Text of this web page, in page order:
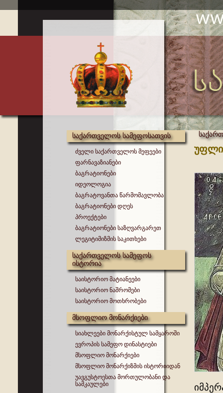
საქართველოს სამეფოსათვის
ძველი საქართველოს მეფეები
ფარნავაზიანები
ბაგრატიონები
იდეოლოგია
ბაგრატოვანთა წარმომავლობა
ბაგრატიონები დღეს
პროექტები
ბაგრატიონები საზღვარგარეთ
ლეგიტიმიზმის საკითხები
საქართველოს სამეფოს
ისტორია
საისტორიო მატიანეები
საისტორიო ნაშრომები
საისტორიო მოთხრობები
მსოფლიო მონარქიები
სიახლეები მონარქისტულ სამყაროში
ევროპის სამეფო დინასტიები
მსოფლიო მონარქიები
მსოფლიო მონარქიზმის ისტორიიდან
უავგუსტოესთა მორთულობანი და
სამკაულები